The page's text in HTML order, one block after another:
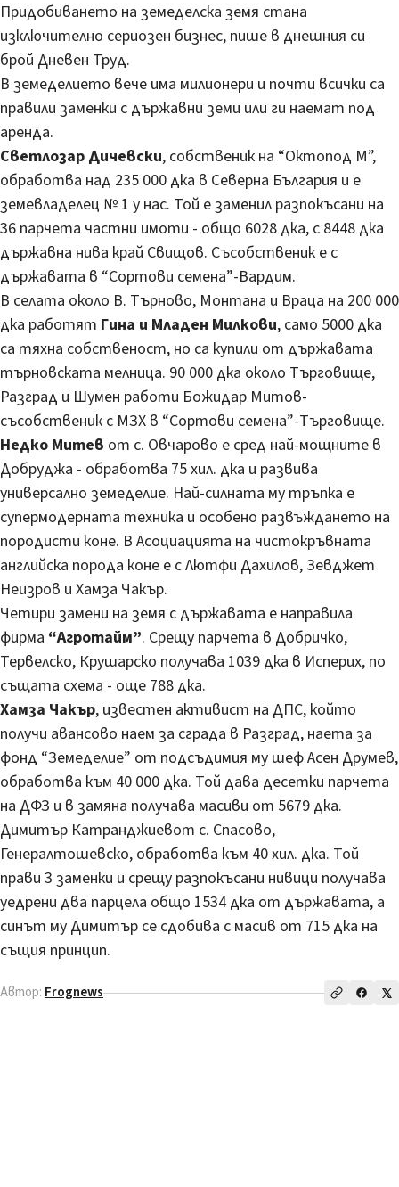
Придобиването на земеделска земя стана
изключително сериозен бизнес, пише в днешния си
брой Дневен Труд.
В земеделието вече има милионери и почти всички са
правили заменки с държавни земи или ги наемат под
аренда.
Светлозар Дичевски, собственик на “Октопод М”,
обработва над 235 000 дка в Северна България и е
земевладелец № 1 у нас. Той е заменил разпокъсани на
36 парчета частни имоти - общо 6028 дка, с 8448 дка
държавна нива край Свищов. Съсобственик е с
държавата в “Сортови семена”-Вардим.
В селата около В. Търново, Монтана и Враца на 200 000
дка работят Гина и Младен Милкови, само 5000 дка
са тяхна собственост, но са купили от държавата
търновската мелница. 90 000 дка около Търговище,
Разград и Шумен работи Божидар Митов-
съсобственик с МЗХ в “Сортови семена”-Търговище.
Недко Митев от с. Овчарово е сред най-мощните в
Добруджа - обработва 75 хил. дка и развива
универсално земеделие. Най-силната му тръпка е
супермодерната техника и особено развъждането на
породисти коне. В Асоциацията на чистокръвната
английска порода коне е с Лютфи Дахилов, Зевджет
Неизров и Хамза Чакър.
Четири замени на земя с държавата е направила
фирма “Агротайм”. Срещу парчета в Добричко,
Тервелско, Крушарско получава 1039 дка в Исперих, по
същата схема - още 788 дка.
Хамза Чакър, известен активист на ДПС, който
получи авансово наем за сграда в Разград, наета за
фонд “Земеделие” от подсъдимия му шеф Асен Друмев,
обработва към 40 000 дка. Той дава десетки парчета
на ДФЗ и в замяна получава масиви от 5679 дка.
Димитър Катранджиевот с. Спасово,
Генералтошевско, обработва към 40 хил. дка. Той
прави 3 заменки и срещу разпокъсани нивици получава
уедрени два парцела общо 1534 дка от държавата, а
синът му Димитър се сдобива с масив от 715 дка на
същия принцип.
Автор: Frognews